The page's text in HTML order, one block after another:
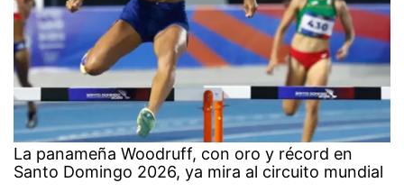
La panameña Woodruff, con oro y récord en
Santo Domingo 2026, ya mira al circuito mundial